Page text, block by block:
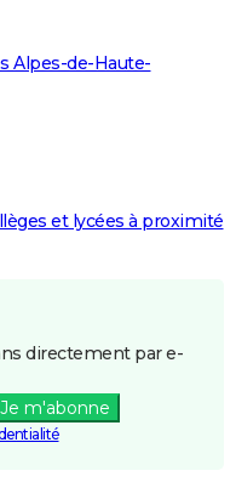
Alpes-de-Haute-
et lycées à proximité
directement par e-
Je m'abonne